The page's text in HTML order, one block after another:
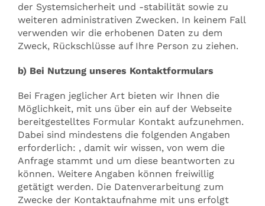
der Systemsicherheit und -stabilität sowie zu
weiteren administrativen Zwecken. In keinem Fall
verwenden wir die erhobenen Daten zu dem
Zweck, Rückschlüsse auf Ihre Person zu ziehen.
b) Bei Nutzung unseres Kontaktformulars
Bei Fragen jeglicher Art bieten wir Ihnen die
Möglichkeit, mit uns über ein auf der Webseite
bereitgestelltes Formular Kontakt aufzunehmen.
Dabei sind mindestens die folgenden Angaben
erforderlich: , damit wir wissen, von wem die
Anfrage stammt und um diese beantworten zu
können. Weitere Angaben können freiwillig
getätigt werden. Die Datenverarbeitung zum
Zwecke der Kontaktaufnahme mit uns erfolgt